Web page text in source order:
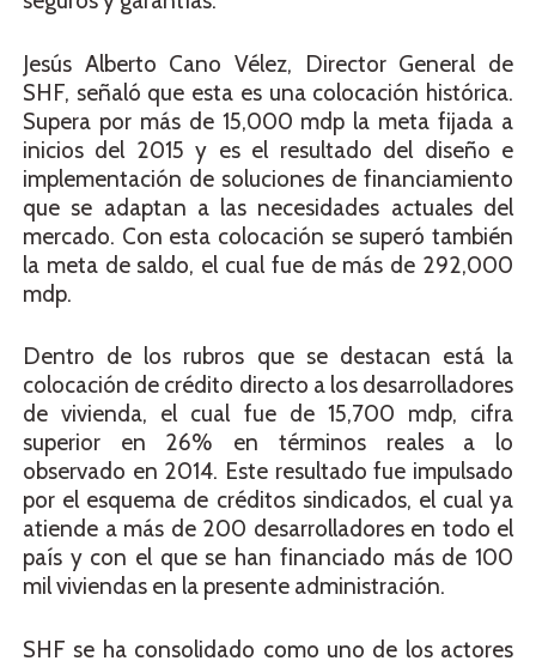
Jesús Alberto Cano Vélez, Director General de
SHF, señaló que esta es una colocación histórica.
Supera por más de 15,000 mdp la meta fijada a
inicios del 2015 y es el resultado del diseño e
implementación de soluciones de financiamiento
que se adaptan a las necesidades actuales del
mercado. Con esta colocación se superó también
la meta de saldo, el cual fue de más de 292,000
mdp.
Dentro de los rubros que se destacan está la
colocación de crédito directo a los desarrolladores
de vivienda, el cual fue de 15,700 mdp, cifra
superior en 26% en términos reales a lo
observado en 2014. Este resultado fue impulsado
por el esquema de créditos sindicados, el cual ya
atiende a más de 200 desarrolladores en todo el
país y con el que se han financiado más de 100
mil viviendas en la presente administración.
SHF se ha consolidado como uno de los actores